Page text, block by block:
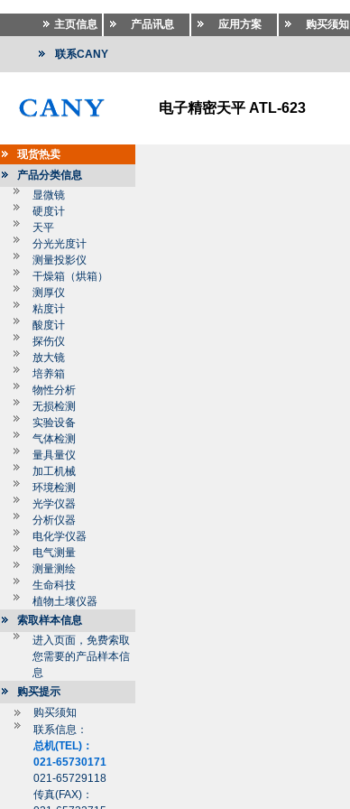
主页信息 产品讯息 应用方案 购买须知
联系CANY
电子精密天平 ATL-623
现货热卖
产品分类信息
显微镜
硬度计
天平
分光光度计
测量投影仪
干燥箱（烘箱）
测厚仪
粘度计
酸度计
探伤仪
放大镜
培养箱
物性分析
无损检测
实验设备
气体检测
量具量仪
加工机械
环境检测
光学仪器
分析仪器
电化学仪器
电气测量
测量测绘
生命科技
植物土壤仪器
索取样本信息
进入页面，免费索取
您需要的产品样本信
息
购买提示
购买须知
联系信息：
总机(TEL)：
021-65730171
021-65729118
传真(FAX)：